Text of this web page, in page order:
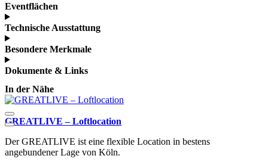
Eventflächen
Technische Ausstattung
Besondere Merkmale
Dokumente & Links
In der Nähe
GREATLIVE – Loftlocation
Der GREATLIVE ist eine flexible Location in bestens
angebundener Lage von Köln.